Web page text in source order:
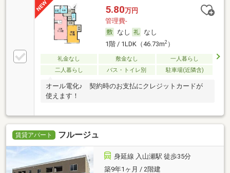
5.80万円
管理費-
なし
なし
1階 / 1LDK（46.73m2）
礼金なし 敷金なし
一人暮らし
二人暮らし
バス・トイレ別 駐車場(近隣含)
オール電化♪ 契約時のお支払にクレジットカードが
使えます！
賃貸アパート フルージュ
身延線 入山瀬駅 徒歩35分
築9年1ヶ月 / 2階建